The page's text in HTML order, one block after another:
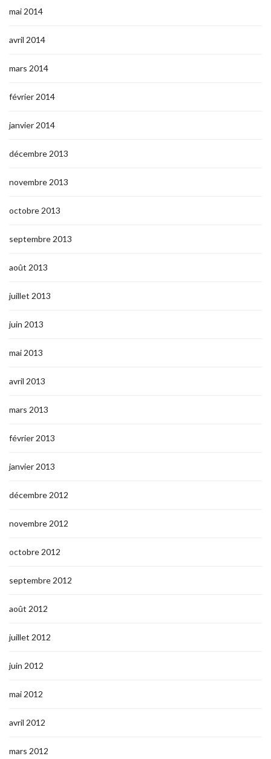
mai 2014
avril 2014
mars 2014
février 2014
janvier 2014
décembre 2013
novembre 2013
octobre 2013
septembre 2013
août 2013
juillet 2013
juin 2013
mai 2013
avril 2013
mars 2013
février 2013
janvier 2013
décembre 2012
novembre 2012
octobre 2012
septembre 2012
août 2012
juillet 2012
juin 2012
mai 2012
avril 2012
mars 2012